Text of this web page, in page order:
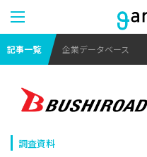
記事一覧 企業データベース
調査資料